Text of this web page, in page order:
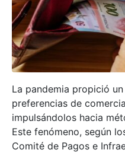
La pandemia propició
preferencias de
impulsándolos hacia
Este fenómeno, según
Comité de Pagos e